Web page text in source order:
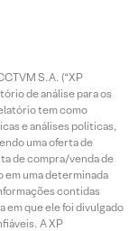
S.A. (“XP
de análise para os
tem como
e análises políticas,
uma oferta de
de compra/venda de
uma determinada
contidas
em que ele foi divulgado
A XP